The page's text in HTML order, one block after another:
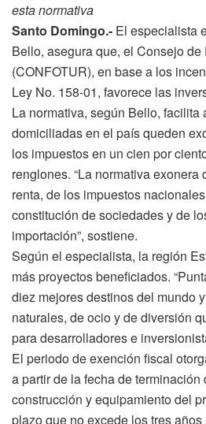
esta normativa
Santo Domingo.- El especialista
Bello, asegura que, el Consejo de
(CONFOTUR), en base a los
Ley No. 158-01, favorece las
La normativa, según Bello, facilita
domiciliadas en el país queden
los impuestos en un cien por
renglones. “La normativa
renta, de los impuestos
constitución de sociedades y de
importación”, sostiene.
Según el especialista, la región
más proyectos beneficiados.
diez mejores destinos del mundo
naturales, de ocio y de diversión
para desarrolladores e
El periodo de exención fiscal
a partir de la fecha de
construcción y equipamiento del
plazo que no excede los tres